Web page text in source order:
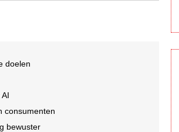
doelen
consumenten
bewuster